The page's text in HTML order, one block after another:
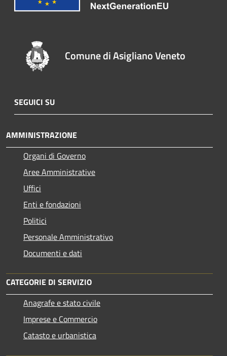
Comune di Asigliano Veneto
SEGUICI SU
AMMINISTRAZIONE
Organi di Governo
Aree Amministrative
Uffici
Enti e fondazioni
Politici
Personale Amministrativo
Documenti e dati
CATEGORIE DI SERVIZIO
Anagrafe e stato civile
Imprese e Commercio
Catasto e urbanistica